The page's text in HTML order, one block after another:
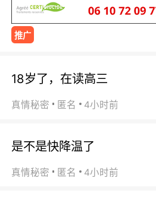
推广
18岁了，在读高三
真情秘密 匿名 4小时前
是不是快降温了
真情秘密 匿名 4小时前